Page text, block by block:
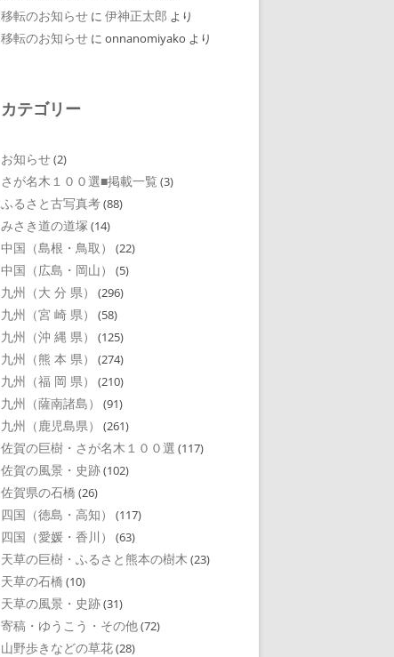
移転のお知らせ に 伊神正太郎 より
移転のお知らせ に onnanomiyako より
カテゴリー
お知らせ(2)
さが名木１００選■掲載一覧 (3)
ふるさと古写真考(88)
みさき道の道塚 (14)
中国（島根・鳥取） (22)
中国（広島・岡山） (5)
九州（大 分 県） (296)
九州（宮 崎 県） (58)
九州（沖 縄 県） (125)
九州（熊 本 県） (274)
九州（福 岡 県） (210)
九州（薩南諸島） (91)
九州（鹿児島県） (261)
佐賀の巨樹・さが名木１００選 (117)
佐賀の風景・史跡(102)
佐賀県の石橋 (26)
四国（徳島・高知） (117)
四国（愛媛・香川） (63)
天草の巨樹・ふるさと熊本の樹木 (23)
天草の石橋 (10)
天草の風景・史跡(31)
寄稿・ゆうこう・その他(72)
山野歩きなどの草花(28)